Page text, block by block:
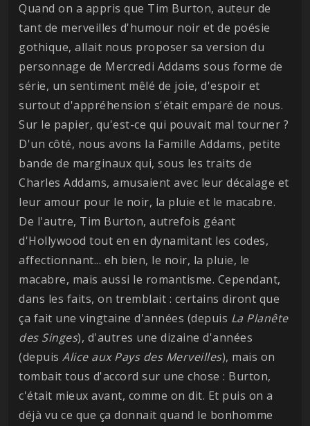
Quand on a appris que Tim Burton, auteur de
tant de merveilles d'humour noir et de poésie
gothique, allait nous proposer sa version du
personnage de Mercredi Addams sous forme de
série, un sentiment mêlé de joie, d'espoir et
surtout d'appréhension s'était emparé de nous.
Sur le papier, qu'est-ce qui pouvait mal tourner ?
D'un côté, nous avons la Famille Addams, petite
bande de marginaux qui, sous les traits de
Charles Addams, amusaient avec leur décalage et
leur amour pour le noir, la pluie et le macabre.
De l'autre, Tim Burton, autrefois géant
d'Hollywood tout en en dynamitant les codes,
affectionnant... eh bien, le noir, la pluie, le
macabre, mais aussi le romantisme. Cependant,
dans les faits, on tremblait : certains diront que
ça fait une vingtaine d'années (depuis La Planête
des Singes), d'autres une dizaine d'années
(depuis Alice aux Pays des Merveilles), mais on
tombait tous d'accord sur une chose : Burton,
c'était mieux avant, comme on dit. Et puis on a
déjà vu ce que ça donnait quand le bonhomme